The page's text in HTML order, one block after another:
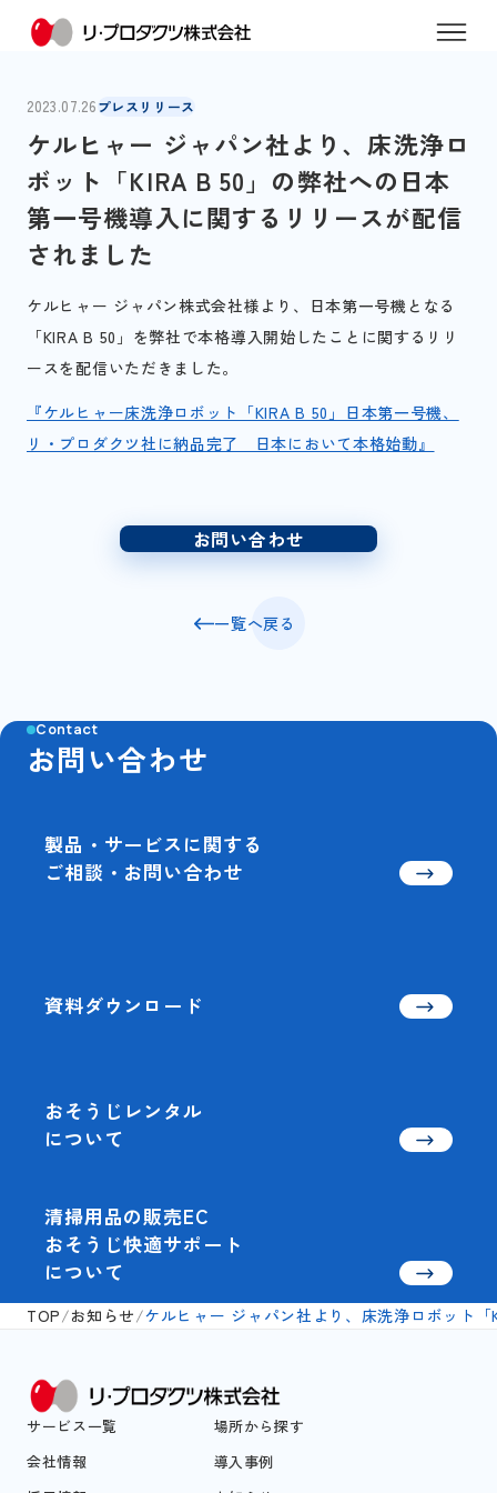
2023.07.26プレスリリース
ケルヒャー ジャパン社より、床洗浄ロ
ボット「KIRA B 50」の弊社への日本
第一号機導入に関するリリースが配信
されました
ケルヒャー ジャパン株式会社様より、日本第一号機となる
「KIRA B 50」を弊社で本格導入開始したことに関するリリ
ースを配信いただきました。
『ケルヒャー床洗浄ロボット「KIRA B 50」日本第一号機、
リ・プロダクツ社に納品完了 日本において本格始動』
お問い合わせ
一覧へ戻る
Contact
お問い合わせ
製品・サービスに関する
ご相談・お問い合わせ
資料ダウンロード
おそうじレンタル
について
清掃用品の販売EC
おそうじ快適サポート
について
TOP/お知らせ/ケルヒャー ジャパン社より、床洗浄ロボット
サービス一覧
場所から探す
会社情報
導入事例